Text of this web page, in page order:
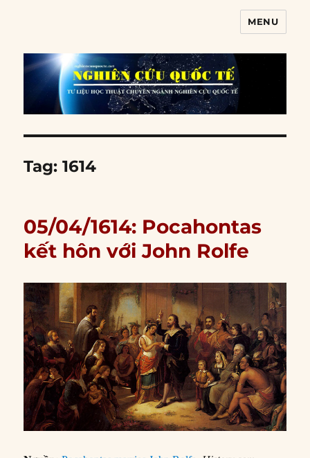
MENU
Tag:1614
05/04/1614: Pocahontas
kết hôn với John Rolfe